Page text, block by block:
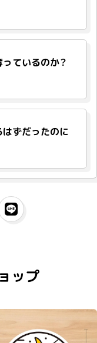
ているのか？
ずだったのに
ップ